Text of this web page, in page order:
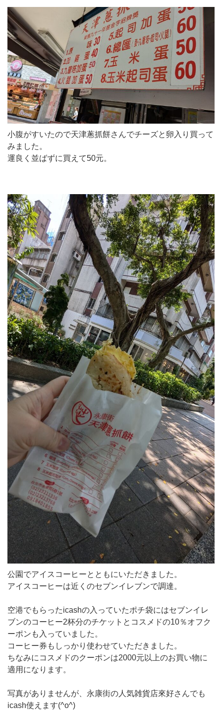
小腹がすいたので天津蔥抓餅さんでチーズと卵入り買って
みました。
運良く並ばずに買えて50元。
公園でアイスコーヒーとともにいただきました。
アイスコーヒーは近くのセブンイレブンで調達。
空港でもらったicashの入っていたポチ袋にはセブンイレ
ブンのコーヒー2杯分のチケットとコスメドの10％オフク
ーポンも入っていました。
コーヒー券もしっかり使わせていただきました。
ちなみにコスメドのクーポンは2000元以上のお買い物に
適用になります。
写真がありませんが、永康街の人気雑貨店來好さんでも
icash使えます(^o^)